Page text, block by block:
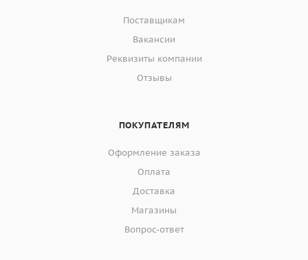
Поставщикам
Вакансии
Реквизиты компании
Отзывы
ПОКУПАТЕЛЯМ
Оформление заказа
Оплата
Доставка
Магазины
Вопрос-ответ